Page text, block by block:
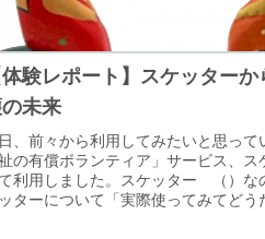
体験レポート】スケッター
未来
、前々から利用してみたいと思って
の有償ボランティア」サービス、ス
利用しました。スケッター （）な
ターについて「実際使ってみてどう
スケッターから見える介護の未来」に